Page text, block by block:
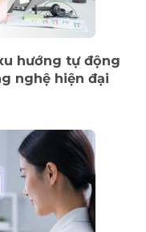
hướng tự động
nghệ hiện đại